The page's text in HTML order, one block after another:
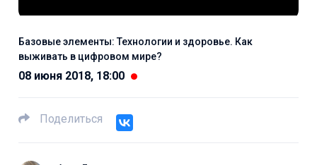
Базовые элементы: Технологии и здоровье. Как
выживать в цифровом мире?
08 июня 2018, 18:00
Поделиться